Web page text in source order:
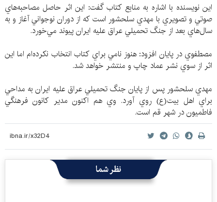
اين نويسنده با اشاره به منابع كتاب گفت: اين اثر حاصل مصاحبه‌هاي
صوتي و تصويري با مهدي سلحشور است كه از دوران نوجواني آغاز و به
سال‌هاي بعد از جنگ تحميلي عراق عليه ايران پيوند مي‌خورد.
مصطفوي در پايان افزود: هنوز نامي براي كتاب انتخاب نكرده‌ام اما اين
اثر از سوي نشر عماد چاپ و منتشر خواهد شد.
مهدي سلحشور پس از پايان جنگ تحميلي عراق عليه ايران به مداحي
براي اهل بيت(ع) روي آورد. وي هم اكنون مدير كانون فرهنگي
فاطميون در شهر قم است.
نظر شما